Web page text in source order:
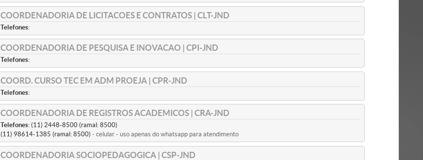
COORDENADORIA DE LICITACOES E CONTRATOS | CLT-JND
Telefones:
COORDENADORIA DE PESQUISA E INOVACAO | CPI-JND
Telefones:
COORD. CURSO TEC EM ADM PROEJA | CPR-JND
Telefones:
COORDENADORIA DE REGISTROS ACADEMICOS | CRA-JND
Telefones: (11) 2448-8500 (ramal: 8500)
(11) 98614-1385 (ramal: 8500) - celular - uso apenas do whatsapp para atendimento
COORDENADORIA SOCIOPEDAGOGICA | CSP-JND